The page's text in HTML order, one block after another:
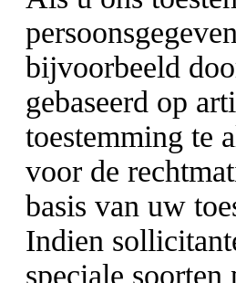
bijvoorbeeld
gebaseerd op
toestemming te
voor de
basis van uw
Indien
speciale